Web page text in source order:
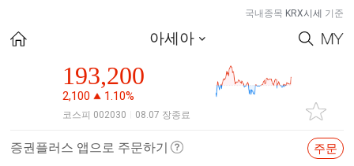
국내종목 KRX시세 기준
아세아
193,200
2,100 1.10%
코스피 002030 08.07 장종료
증권플러스 앱으로 주문하기 주문